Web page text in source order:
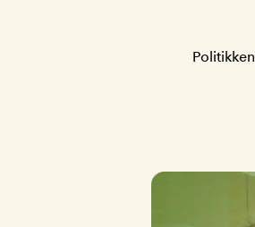
Politikken